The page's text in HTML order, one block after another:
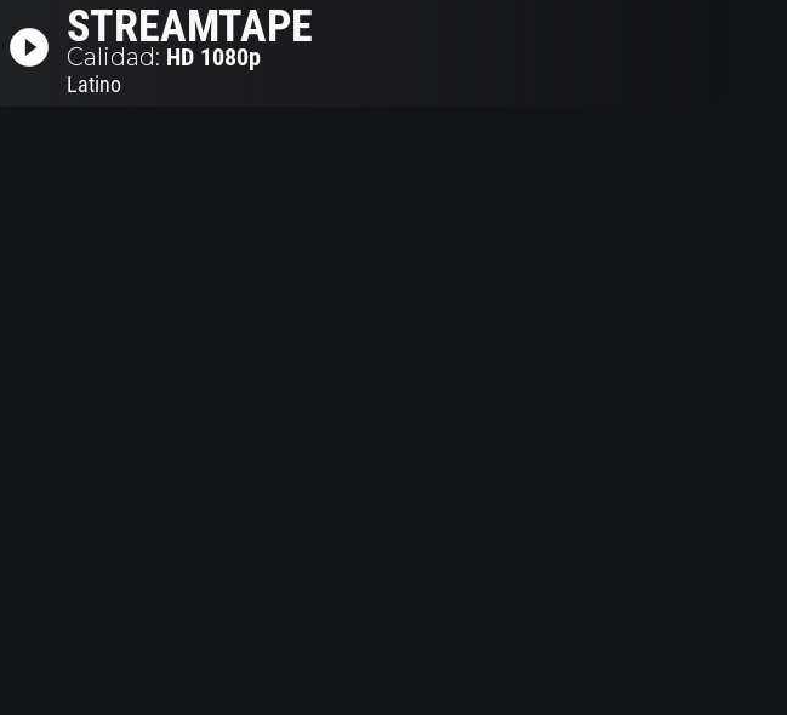
play_circle_filled STREAMTAPE
Calidad: HD 1080p
Latino